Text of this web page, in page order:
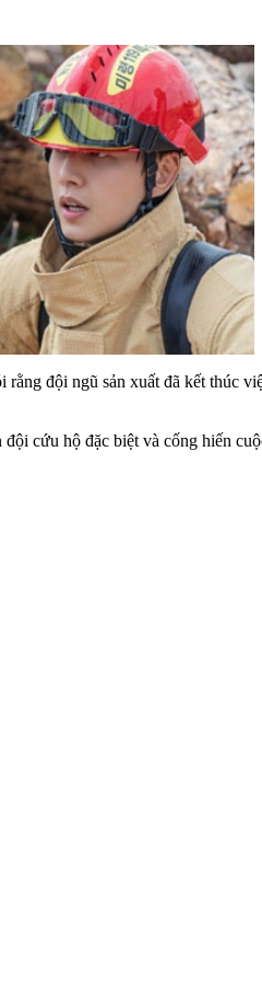
đội ngũ sản xuất đã kết thúc
cứu hộ đặc biệt và cống hiến